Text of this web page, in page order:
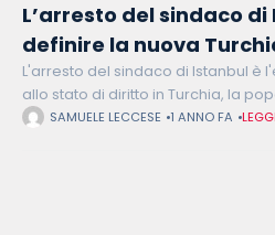
L’arresto del sindaco
definire la nuova
L'arresto del sindaco di Istanbul è
allo stato di diritto in Turchia, la
smantellamento della democrazia
SAMUELE LECCESE 1 ANNO FA